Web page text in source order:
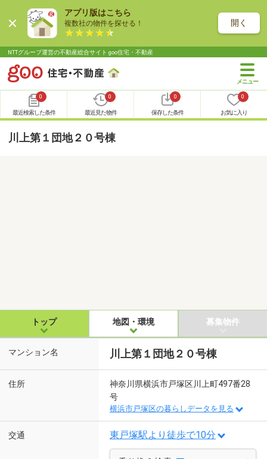
アプリ版はこちら
複数社の物件を探せる！ 開く
NTTグループ運営の不動産総合サイト goo住宅・不動産
0
最近検索した条件
0
最近見た物件
0
保存した条件
0
お気に入り
川上第１団地２０号棟
トップ 地図・環境 募集物件
マンション名 川上第１団地２０号棟
住所
神奈川県横浜市戸塚区川上町497番28
号
横浜市戸塚区の暮らしデータを見る
交通 東戸塚駅より徒歩で10分